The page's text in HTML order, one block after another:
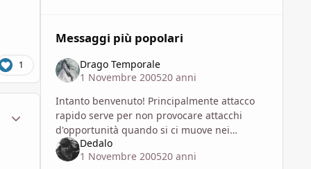
1
Statistiche Autore
Messaggi più popolari
Drago Temporale
1 Novembre 200520 anni
Intanto benvenuto! Principalmente attacco
rapido serve per non provocare attacchi
d'opportunità quando si ci muove nei
territori minacciati dagli avversari e per
muoversi durante l'attacco. In pr
Dedalo
1 Novembre 200520 anni